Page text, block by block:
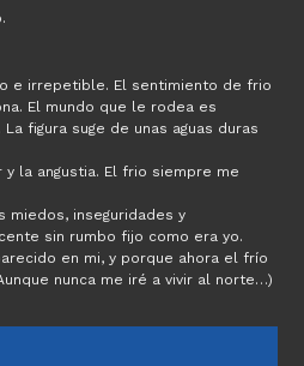
e irrepetible. El sentimiento de frio
El mundo que le rodea es
figura suge de unas aguas duras
la angustia. El frio siempre me
miedos, inseguridades y
sin rumbo fijo como era yo.
en mi, y porque ahora el frío
nunca me iré a vivir al norte…)